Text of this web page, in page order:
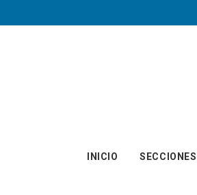
INICIO SECCIONES